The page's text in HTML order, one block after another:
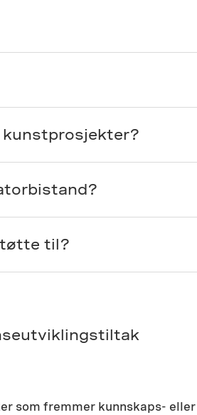
til?
som fremmer kunnskaps-